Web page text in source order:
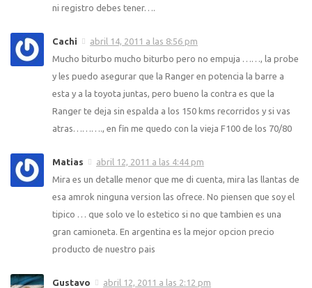
ni registro debes tener….
Cachi
abril 14, 2011 a las 8:56 pm
Mucho biturbo mucho biturbo pero no empuja ……, la probe
y les puedo asegurar que la Ranger en potencia la barre a
esta y a la toyota juntas, pero bueno la contra es que la
Ranger te deja sin espalda a los 150 kms recorridos y si vas
atras………., en fin me quedo con la vieja F100 de los 70/80
Matias
abril 12, 2011 a las 4:44 pm
Mira es un detalle menor que me di cuenta, mira las llantas de
esa amrok ninguna version las ofrece. No piensen que soy el
tipico … que solo ve lo estetico si no que tambien es una
gran camioneta. En argentina es la mejor opcion precio
producto de nuestro pais
Gustavo
abril 12, 2011 a las 2:12 pm